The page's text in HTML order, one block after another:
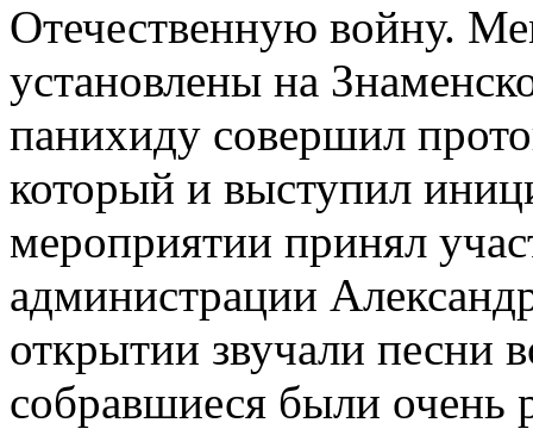
Отечественную войну.
установлены на
панихиду совершил
который и выступил
мероприятии принял
администрации
открытии звучали песни
собравшиеся были очень